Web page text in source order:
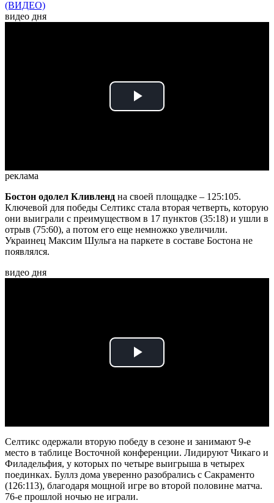
(ВИДЕО)
видео дня
Play
реклама
Бостон одолел Кливленд на своей площадке – 125:105.
Ключевой для победы Селтикс стала вторая четверть, которую
они выиграли с преимуществом в 17 пунктов (35:18) и ушли в
отрыв (75:60), а потом его еще немножко увеличили.
Украинец Максим Шульга на паркете в составе Бостона не
появлялся.
видео дня
Play
Селтикс одержали вторую победу в сезоне и занимают 9-е
место в таблице Восточной конференции. Лидируют Чикаго и
Филадельфия, у которых по четыре выигрыша в четырех
поединках. Буллз дома уверенно разобрались с Сакраменто
(126:113), благодаря мощной игре во второй половине матча.
76-е прошлой ночью не играли.